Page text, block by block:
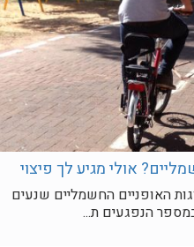
לך פיצוי
החשמליים שנעים
ת...